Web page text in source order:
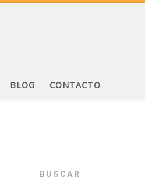
BLOG CONTACTO
BUSCAR